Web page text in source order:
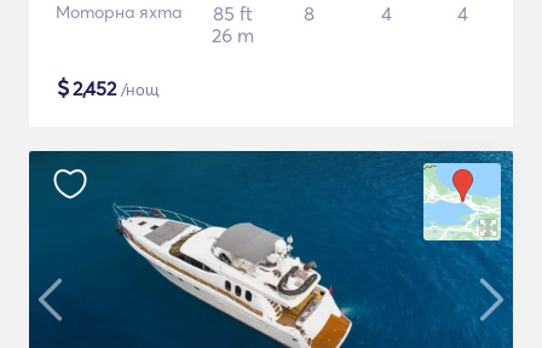
Моторна яхта
85 ft
26 m
8 4 4
$2,452/нощ